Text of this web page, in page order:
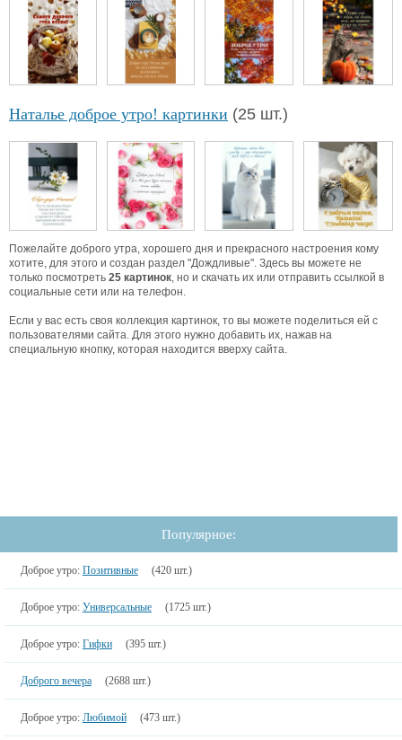
Наталье доброе утро! картинки (25 шт.)
Пожелайте доброго утра, хорошего дня и прекрасного настроения кому
хотите, для этого и создан раздел "Дождливые". Здесь вы можете не
только посмотреть 25 картинок, но и скачать их или отправить ссылкой в
социальные сети или на телефон.
Если у вас есть своя коллекция картинок, то вы можете поделиться ей с
пользователями сайта. Для этого нужно добавить их, нажав на
специальную кнопку, которая находится вверху сайта.
Популярное:
Доброе утро: Позитивные (420 шт.)
Доброе утро: Универсальные (1725 шт.)
Доброе утро: Гифки (395 шт.)
Доброго вечера (2688 шт.)
Доброе утро: Любимой (473 шт.)